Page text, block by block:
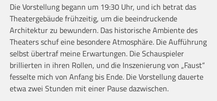
Die Vorstellung begann um 19:30 Uhr, und ich betrat das
Theatergebäude frühzeitig, um die beeindruckende
Architektur zu bewundern. Das historische Ambiente des
Theaters schuf eine besondere Atmosphäre. Die Aufführung
selbst übertraf meine Erwartungen. Die Schauspieler
brillierten in ihren Rollen, und die Inszenierung von „Faust“
fesselte mich von Anfang bis Ende. Die Vorstellung dauerte
etwa zwei Stunden mit einer Pause dazwischen.